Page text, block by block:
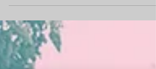
y reforman la sentencia